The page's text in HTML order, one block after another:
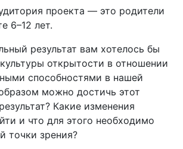
проекта — это родители
6–12 лет.
результат вам хотелось бы
открытости в отношении
способностями в нашей
можно достичь этот
Какие изменения
и что для этого необходимо
точки зрения?